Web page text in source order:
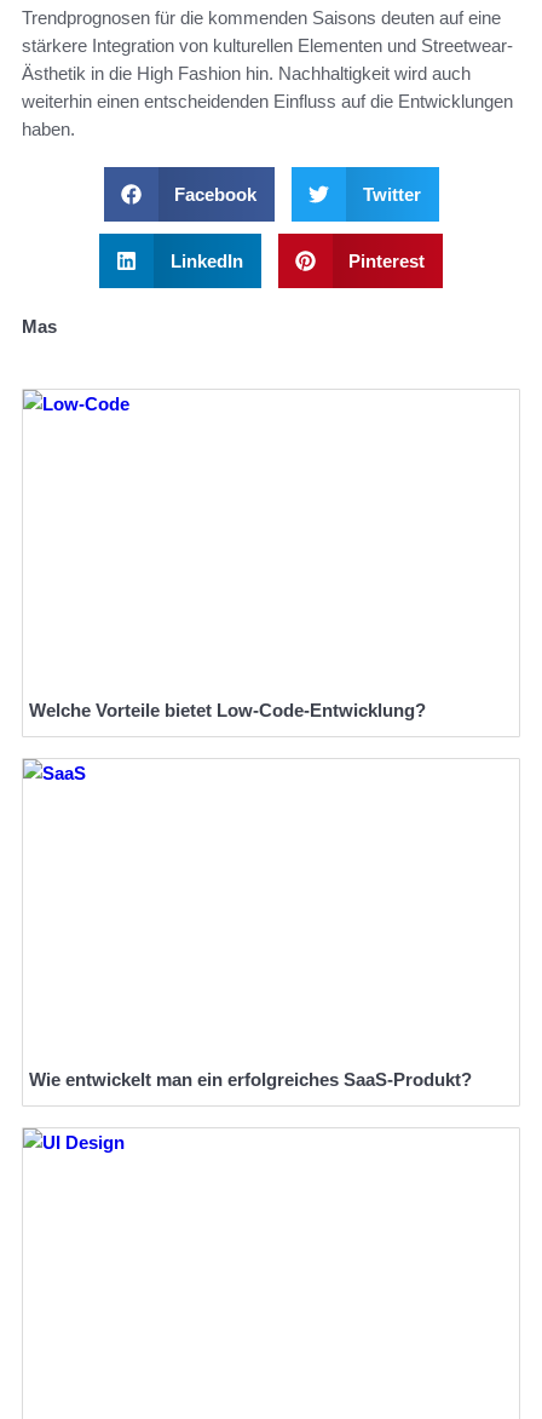
Trendprognosen für die kommenden Saisons deuten auf eine
stärkere Integration von kulturellen Elementen und Streetwear-
Ästhetik in die High Fashion hin. Nachhaltigkeit wird auch
weiterhin einen entscheidenden Einfluss auf die Entwicklungen
haben.
Facebook Twitter
LinkedIn Pinterest
Mas
Welche Vorteile bietet Low-Code-Entwicklung?
Wie entwickelt man ein erfolgreiches SaaS-Produkt?